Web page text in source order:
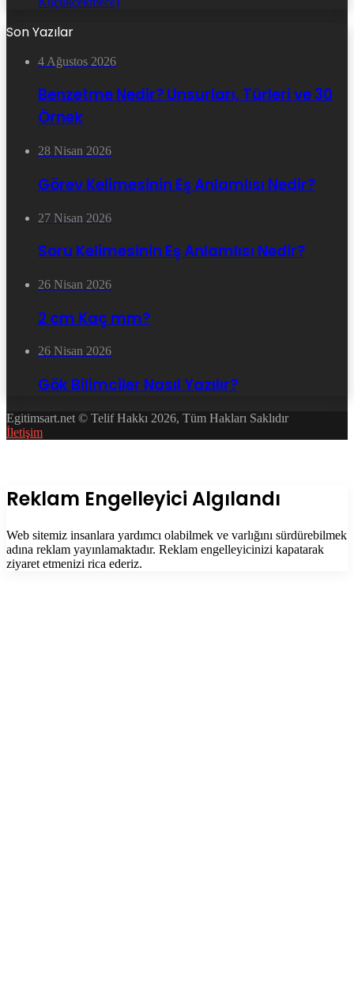
Son Yazılar
4 Ağustos 2026
Benzetme Nedir? Unsurları, Türleri ve 30
Örnek
28 Nisan 2026
Görev Kelimesinin Eş Anlamlısı Nedir?
27 Nisan 2026
Soru Kelimesinin Eş Anlamlısı Nedir?
26 Nisan 2026
2 cm Kaç mm?
26 Nisan 2026
Gök Bilimciler Nasıl Yazılır?
Egitimsart.net © Telif Hakkı 2026, Tüm Hakları Saklıdır
İletişim
Kapalı
Reklam Engelleyici Algılandı
Web sitemiz insanlara yardımcı olabilmek ve varlığını sürdürebilmek
adına reklam yayınlamaktadır. Reklam engelleyicinizi kapatarak
ziyaret etmenizi rica ederiz.